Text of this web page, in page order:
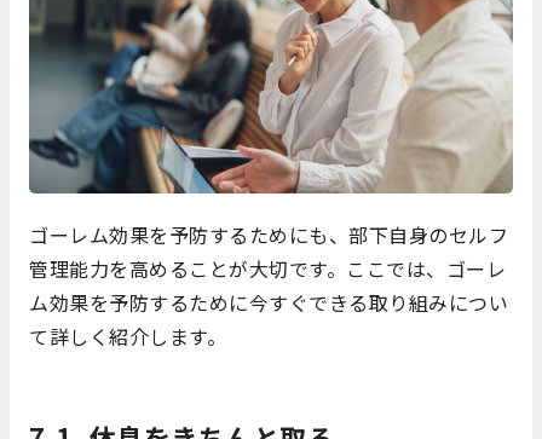
ゴーレム効果を予防するためにも、部下自身のセルフ
管理能力を高めることが大切です。ここでは、ゴーレ
ム効果を予防するために今すぐできる取り組みについ
て詳しく紹介します。